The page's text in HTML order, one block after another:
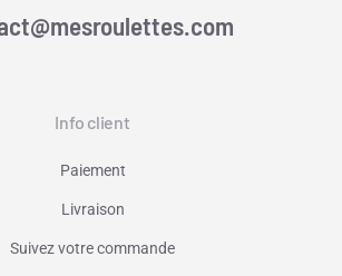
Info client
Paiement
Livraison
Suivez votre commande